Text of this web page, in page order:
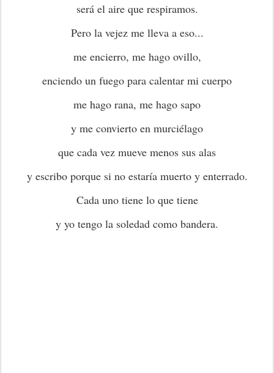
será el aire que respiramos.
Pero la vejez me lleva a eso...
me encierro, me hago ovillo,
enciendo un fuego para calentar mi cuerpo
me hago rana, me hago sapo
y me convierto en murciélago
que cada vez mueve menos sus alas
y escribo porque si no estaría muerto y enterrado.
Cada uno tiene lo que tiene
y yo tengo la soledad como bandera.